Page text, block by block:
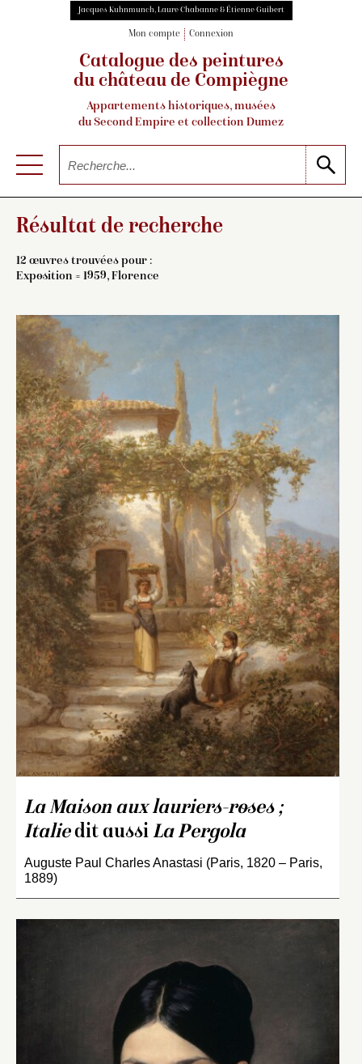
Jacques Kuhnmunch, Laure Chabanne & Étienne Guibert
Mon compte Connexion
Catalogue des peintures
du château de Compiègne
Appartements historiques, musées
du Second Empire et collection Dumez
Résultat de recherche
12 œuvres trouvées pour :
Exposition = 1959, Florence
La Maison aux lauriers-roses ;
Italiedit aussi La Pergola
Auguste Paul Charles Anastasi (Paris, 1820 – Paris,
1889)